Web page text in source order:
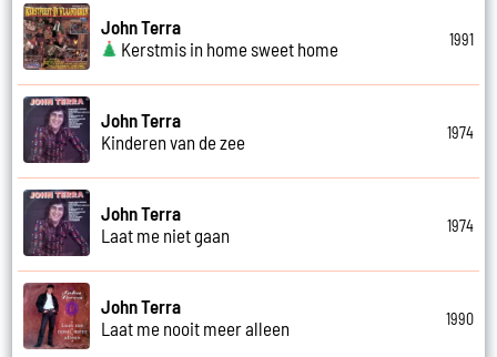
John Terra
Kerstmis in home sweet home
1991
John Terra
Kinderen van de zee
1974
John Terra
Laat me niet gaan
1974
John Terra
Laat me nooit meer alleen
1990